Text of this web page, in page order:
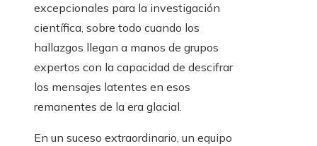
excepcionales para la investigación
científica, sobre todo cuando los
hallazgos llegan a manos de grupos
expertos con la capacidad de descifrar
los mensajes latentes en esos
remanentes de la era glacial.
En un suceso extraordinario, un equipo